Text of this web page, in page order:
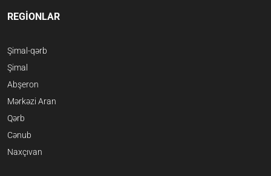
REGİONLAR
Şimal-qərb
Şimal
Abşeron
Mərkəzi Aran
Qərb
Cənub
Naxçıvan